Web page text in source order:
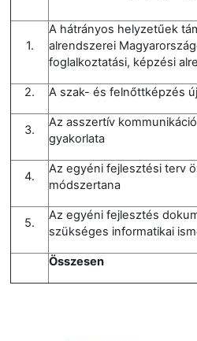
1.
A hátrányos helyzetűek
alrendszerei
foglalkoztatási, képzési
2. A szak- és felnőttképzés
3.
Az asszertív
gyakorlata
4.
Az egyéni fejlesztési terv
módszertana
5.
Az egyéni fejlesztés
szükséges informatikai
Összesen